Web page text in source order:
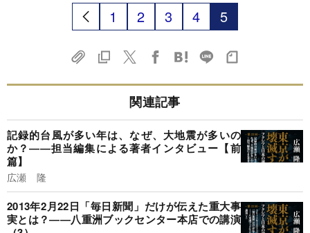
1 2 3 4 5
関連記事
記録的台風が多い年は、なぜ、大地震が多いの
か？――担当編集による著者インタビュー【前
篇】
広瀬 隆
2013年2月22日「毎日新聞」だけが伝えた重大事
実とは？――八重洲ブックセンター本店での講演